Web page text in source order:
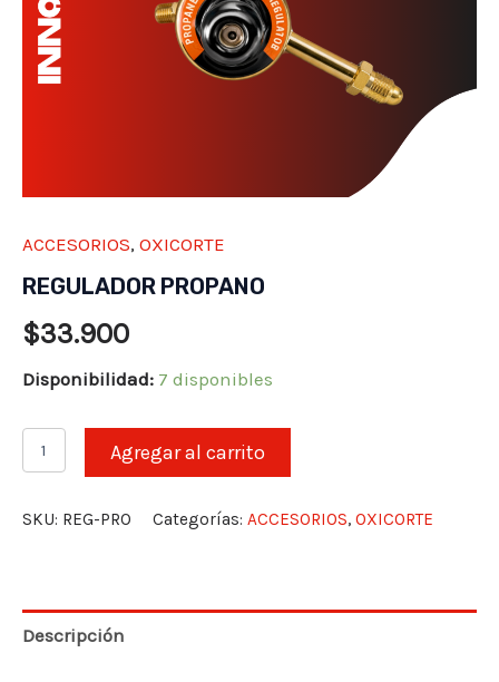
ACCESORIOS, OXICORTE
REGULADOR PROPANO
$33.900
Disponibilidad: 7 disponibles
REGULADOR
PROPANO
cantidad
Agregar al carrito
SKU: REG-PRO Categorías: ACCESORIOS, OXICORTE
Descripción